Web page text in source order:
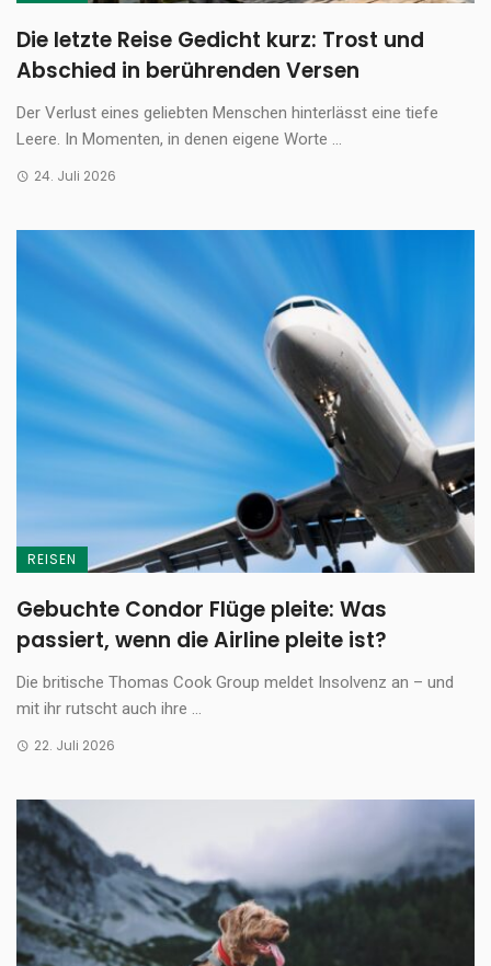
Die letzte Reise Gedicht kurz: Trost und
Abschied in berührenden Versen
Der Verlust eines geliebten Menschen hinterlässt eine tiefe
Leere. In Momenten, in denen eigene Worte ...
24. Juli 2026
REISEN
Gebuchte Condor Flüge pleite: Was
passiert, wenn die Airline pleite ist?
Die britische Thomas Cook Group meldet Insolvenz an – und
mit ihr rutscht auch ihre ...
22. Juli 2026